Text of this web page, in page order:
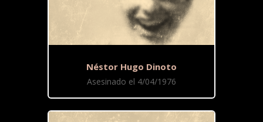
Néstor Hugo Dinoto
Asesinado el 4/04/1976